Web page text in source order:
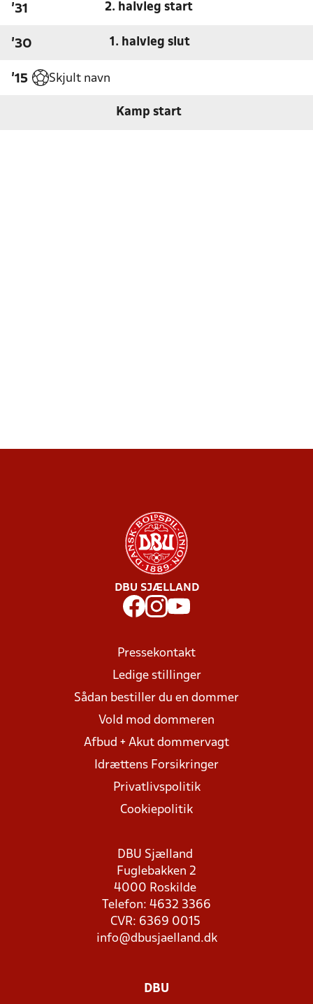
'31 2. halvleg start
'30 1. halvleg slut
'15 Skjult navn
Kamp start
DBU SJÆLLAND
Pressekontakt
Ledige stillinger
Sådan bestiller du en dommer
Vold mod dommeren
Afbud + Akut dommervagt
Idrættens Forsikringer
Privatlivspolitik
Cookiepolitik
DBU Sjælland
Fuglebakken 2
4000 Roskilde
Telefon: 4632 3366
CVR: 6369 0015
info@dbusjaelland.dk
DBU